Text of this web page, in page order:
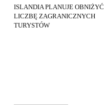
ISLANDIA PLANUJE OBNIŻYĆ
LICZBĘ ZAGRANICZNYCH
TURYSTÓW